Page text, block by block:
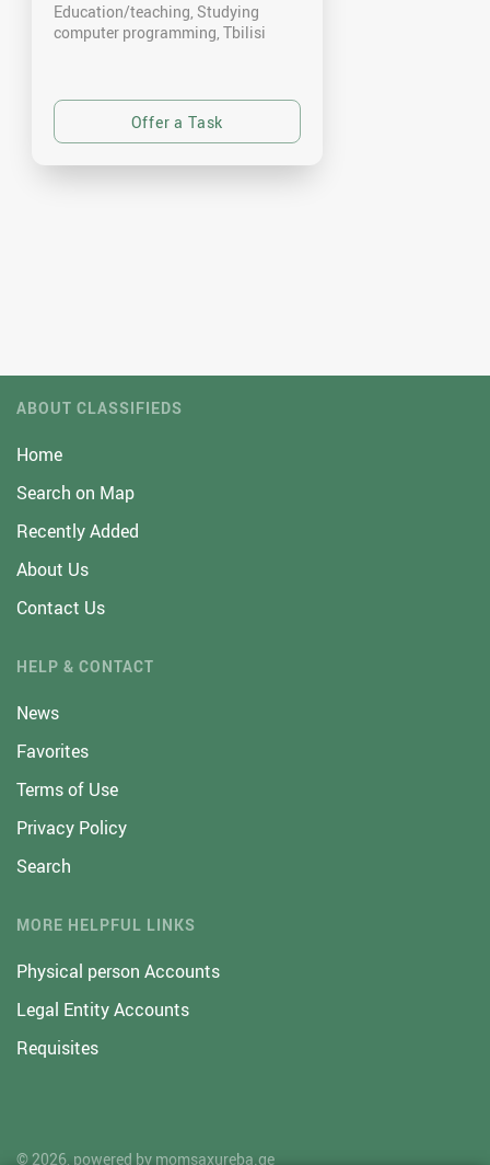
Education/teaching, Studying
computer programming Tbilisi
ABOUT CLASSIFIEDS
Home
Search on Map
Recently Added
About Us
Contact Us
HELP & CONTACT
News
Favorites
Terms of Use
Privacy Policy
Search
MORE HELPFUL LINKS
Physical person Accounts
Legal Entity Accounts
Requisites
© 2026, powered by momsaxureba.ge